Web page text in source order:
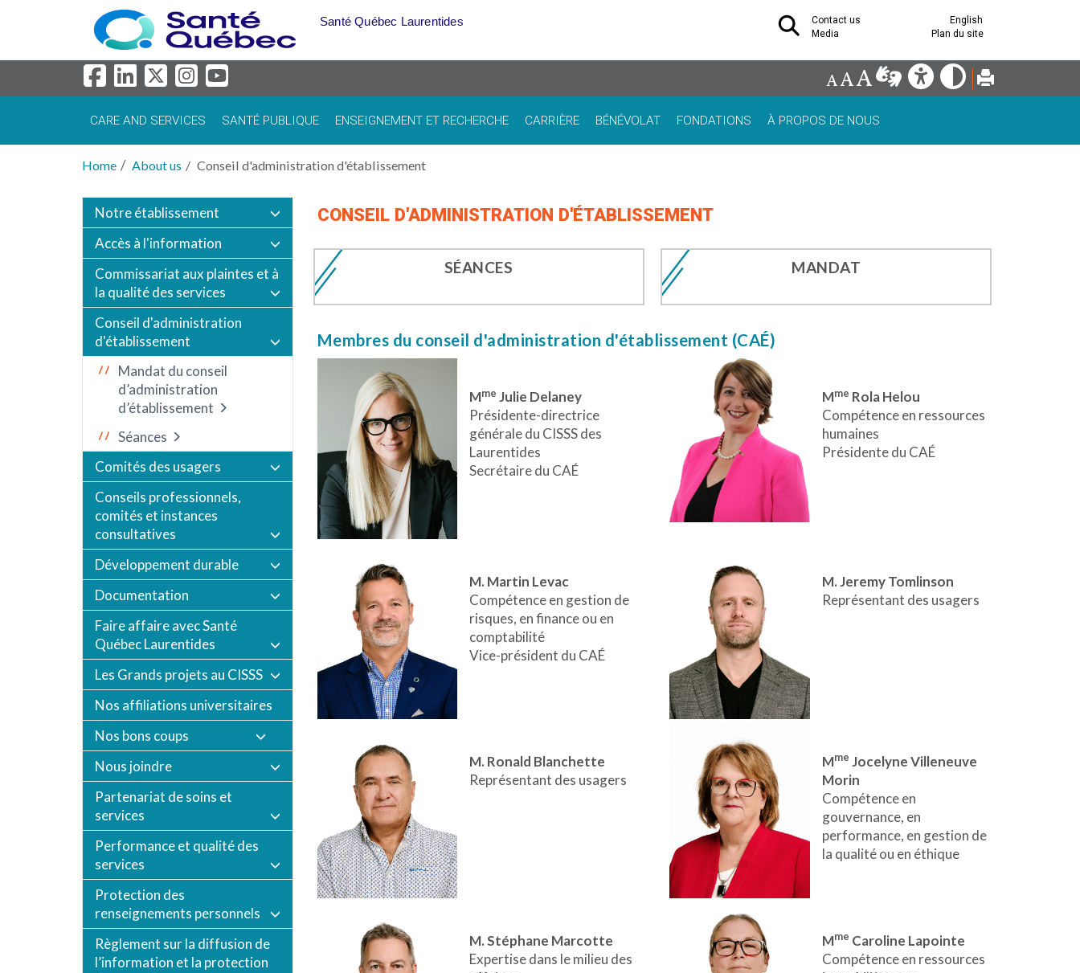
Skip to main content
Contact us
English
Media
Plan du site
Santé Québec Laurentides
CARE AND SERVICES SANTÉ PUBLIQUE ENSEIGNEMENT ET RECHERCHE CARRIÈRE BÉNÉVOLAT FONDATIONS À PROPOS DE NOUS
Home About us Conseil d'administration d'établissement
Notre établissement
Accès à l'information
Commissariat aux plaintes et à
la qualité des services
Conseil d'administration
d'établissement
Mandat du conseil
d’administration
d’établissement
Séances
Comités des usagers
Conseils professionnels,
comités et instances
consultatives
Développement durable
Documentation
Faire affaire avec Santé
Québec Laurentides
Les Grands projets au CISSS
Nos affiliations universitaires
Nos bons coups
Nous joindre
Partenariat de soins et
services
Performance et qualité des
services
Protection des
renseignements personnels
Règlement sur la diffusion de
l’information et la protection
CONSEIL D'ADMINISTRATION D'ÉTABLISSEMENT
SÉANCES MANDAT
Membres du conseil d'administration d'établissement (CAÉ)
Mme Julie Delaney
Présidente-directrice
générale du CISSS des
Laurentides
Secrétaire du CAÉ
Mme Rola Helou
Compétence en ressources
humaines
Présidente du CAÉ
M. Martin Levac
Compétence en gestion de
risques, en finance ou en
comptabilité
Vice-président du CAÉ
M. Ronald Blanchette
Représentant des usagers
M. Stéphane Marcotte
Expertise dans le milieu des
M. Jeremy Tomlinson
Représentant des usagers
Mme Jocelyne Villeneuve
Morin
Compétence en
gouvernance, en
performance, en gestion de
la qualité ou en éthique
Mme Caroline Lapointe
Compétence en ressources